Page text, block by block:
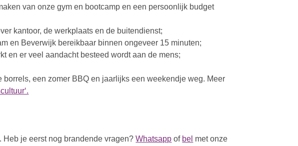
van onze gym en bootcamp en een persoonlijk budget
kantoor, de werkplaats en de buitendienst;
en Beverwijk bereikbaar binnen ongeveer 15 minuten;
en er veel aandacht besteed wordt aan de mens;
een zomer BBQ en jaarlijks een weekendje weg. Meer
Heb je eerst nog brandende vragen?Whatsapp of bel met onze